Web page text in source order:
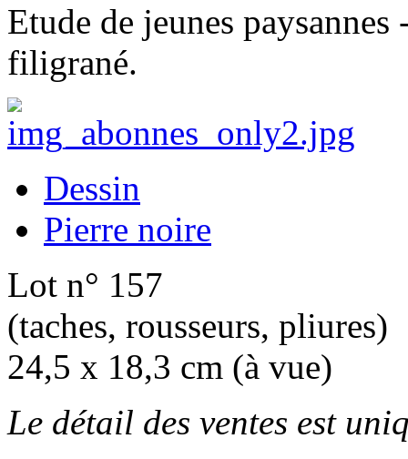
Etude de jeunes
filigrané.
Dessin
Pierre noire
Lot n° 157
(taches, rousseurs, pliures)
24,5 x 18,3 cm (à vue)
Le détail des ventes est